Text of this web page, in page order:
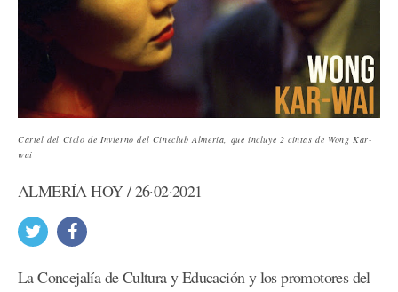
Cartel del Ciclo de Invierno del Cineclub Almeria, que incluye 2 cintas de Wong Kar-
wai
ALMERÍA HOY / 26·02·2021
La Concejalía de Cultura y Educación y los promotores del